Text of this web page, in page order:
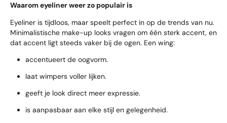
Waarom eyeliner weer zo populair is
Eyeliner is tijdloos, maar speelt perfect in op de trends van nu.
Minimalistische make-up looks vragen om één sterk accent, en
dat accent ligt steeds vaker bij de ogen. Een wing:
accentueert de oogvorm.
laat wimpers voller lijken.
geeft je look direct meer expressie.
is aanpasbaar aan elke stijl en gelegenheid.